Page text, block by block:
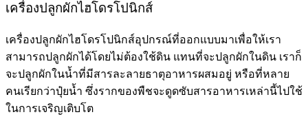
เครื่องปลูกผักไฮโดรโปนิกส์
เครื่องปลูกผักไฮโดรโปนิกส์อุปกรณ์ที่ออกแบบมาเพื่อให้เรา
สามารถปลูกผักได้โดยไม่ต้องใช้ดิน แทนที่จะปลูกผักในดิน เราก็
จะปลูกผักในน้ำที่มีสารละลายธาตุอาหารผสมอยู่ หรือที่หลาย
คนเรียกว่าปุ๋ยน้ำ ซึ่งรากของพืชจะดูดซับสารอาหารเหล่านี้ไปใช้
ในการเจริญเติบโต